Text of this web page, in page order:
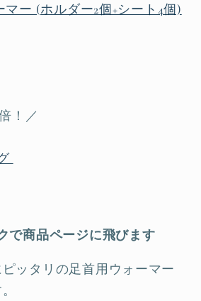
ー (ホルダー2個+シート4個)
！／
で商品ページに飛びます
ッタリの足首用ウォーマー